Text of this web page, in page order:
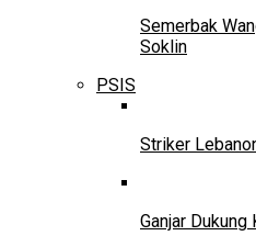
Semerbak
Soklin
PSIS
Striker
Ganjar Dukung